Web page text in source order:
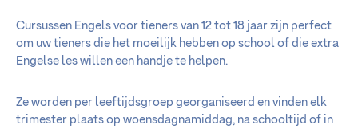
Cursussen Engels voor tieners van 12 tot 18 jaar zijn perfect
om uw tieners die het moeilijk hebben op school of die extra
Engelse les willen een handje te helpen.
Ze worden per leeftijdsgroep georganiseerd en vinden elk
trimester plaats op woensdagnamiddag, na schooltijd of in